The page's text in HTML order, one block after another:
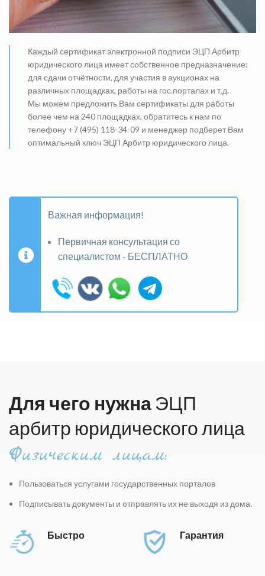
Каждый сертификат электронной подписи ЭЦП Арбитр
юридического лица имеет собственное предназначение:
для сдачи отчётности, для участия в аукционах на
различных площадках, работы на гос.порталах и т.д.
Мы можем предложить Вам сертификаты для работы
более чем на 240 площадках, обратитесь к нам по
телефону +7 (495) 118-34-09 и менеджер подберет Вам
оптимальный ключ ЭЦП Арбитр юридического лица.
Важная информация!
Первичная консультация со
специалистом - БЕСПЛАТНО
Для чего нужнаЭЦП
арбитр юридического лица
Физическим лицам:
Пользоваться услугами государственных порталов
Подписывать дoкументы и отправлять их не выходя из дома.
Быстро Гарантия